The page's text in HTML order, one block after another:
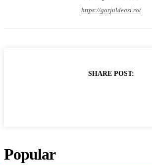
https://gorjuldeazi.ro/
SHARE POST:
Popular